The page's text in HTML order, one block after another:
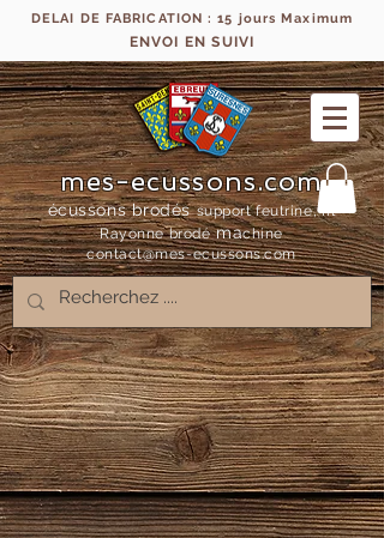
DELAI DE FABRICATION : 15 jours Maximum
ENVOI EN SUIVI
mes-ecussons.com
écussons brodés support feutrine, fil
Rayonne brodémachine
contact@mes-ecussons.com